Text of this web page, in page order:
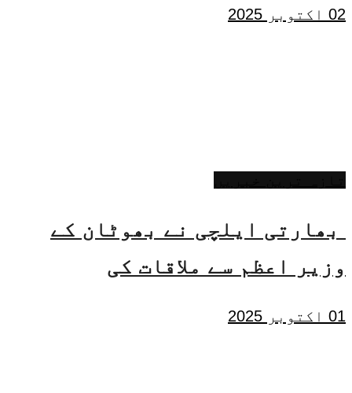
02 اکتوبر 2025
بھارتی ایلچی نے بھوٹان کے
وزیر اعظم سے ملاقات کی
01 اکتوبر 2025